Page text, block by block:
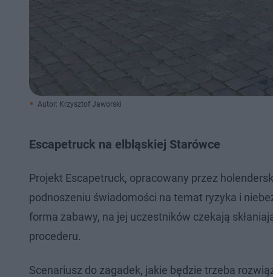
Autor: Krzysztof Jaworski
Escapetruck na elbląskiej Starówce
Projekt Escapetruck, opracowany przez
podnoszeniu świadomości na temat ryzyka i
forma zabawy, na jej uczestników czekają
procederu.
Scenariusz do zagadek, jakie będzie trzeba